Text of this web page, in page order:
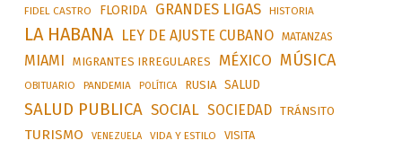
FIDEL CASTRO FLORIDA GRANDES LIGAS HISTORIA
LA HABANA LEY DE AJUSTE CUBANO MATANZAS
MIAMI MIGRANTES IRREGULARES MÉXICO MÚSICA
OBITUARIO PANDEMIA POLÍTICA RUSIA SALUD
SALUD PUBLICA SOCIAL SOCIEDAD TRÁNSITO
TURISMO VENEZUELA VIDA Y ESTILO VISITA